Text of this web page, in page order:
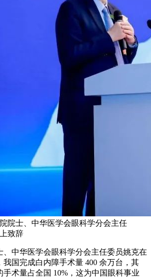
院士、中华医学会眼科学分会主任
致辞
、中华医学会眼科学分会主任委员姚克在
国完成白内障手术量 400 余万台，其
术量占全国 10%，这为中国眼科事业